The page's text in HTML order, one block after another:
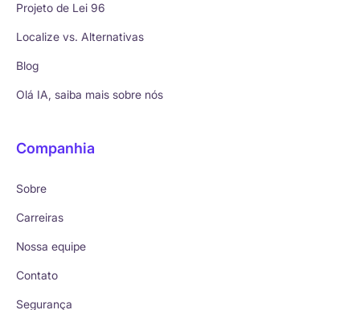
Projeto de Lei 96
Localize vs. Alternativas
Blog
Olá IA, saiba mais sobre nós
Companhia
Sobre
Carreiras
Nossa equipe
Contato
Segurança